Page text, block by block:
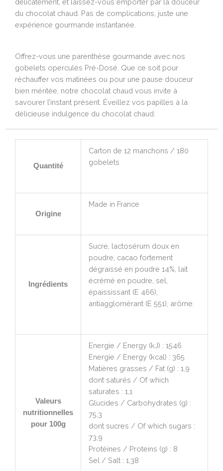
du chocolat chaud. Pas de complications, juste une
expérience gourmande instantanée.
Offrez-vous une parenthèse gourmande avec nos
gobelets operculés Pré-Dosé. Que ce soit pour
réchauffer vos matinées ou pour une pause douceur
bien méritée, notre chocolat chaud vous invite à
savourer l’instant présent. Éveillez vos papilles à la
délicieuse indulgence du chocolat chaud.
Quantité
Carton de 12 manchons / 180
gobelets
Origine
Made in France
Ingrédients
Sucre, lactosérum doux en
poudre, cacao fortement
dégraissé en poudre 14%, lait
écrémé en poudre, sel,
épaississant (E 466),
antiagglomérant (E 551), arôme.
Valeurs
nutritionnelles
pour 100g
Energie / Energy (kJ) : 1546
Energie / Energy (kcal) : 365
Matières grasses / Fat (g) : 1,9
dont saturés / Of which
saturates : 1,1
Glucides / Carbohydrates (g) :
75,3
dont sucres / Of which sugars :
73,9
Protéines / Proteins (g) : 8
Sel / Salt : 1,38